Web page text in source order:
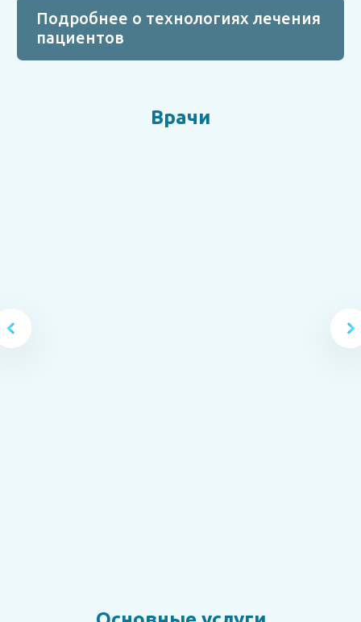
Подробнее о технологиях лечения
пациентов
Врачи